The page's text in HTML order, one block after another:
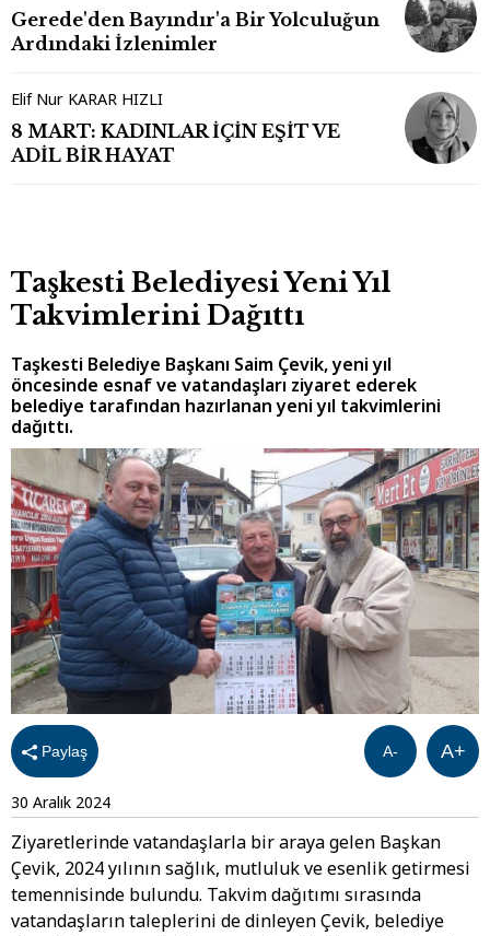
Gerede'den Bayındır'a Bir Yolculuğun
Ardındaki İzlenimler
Elif Nur KARAR HIZLI
8 MART: KADINLAR İÇİN EŞİT VE
ADİL BİR HAYAT
Taşkesti Belediyesi Yeni Yıl
Takvimlerini Dağıttı
Taşkesti Belediye Başkanı Saim Çevik, yeni yıl
öncesinde esnaf ve vatandaşları ziyaret ederek
belediye tarafından hazırlanan yeni yıl takvimlerini
dağıttı.
Paylaş A+
A-
30 Aralık 2024
Ziyaretlerinde vatandaşlarla bir araya gelen Başkan
Çevik, 2024 yılının sağlık, mutluluk ve esenlik getirmesi
temennisinde bulundu. Takvim dağıtımı sırasında
vatandaşların taleplerini de dinleyen Çevik, belediye